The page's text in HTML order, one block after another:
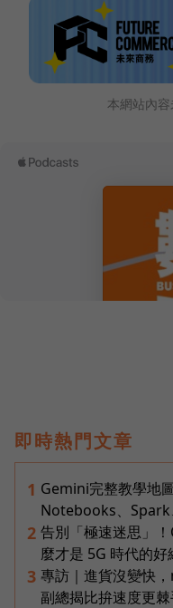
本網站內容
即時熱門文章
1 Gemini完整教學地
Notebooks、Spark
2 告別「極速迷思」
麼才是 5G 時代的好
3 專訪｜進貨沒變快
副總揭比拚速度更